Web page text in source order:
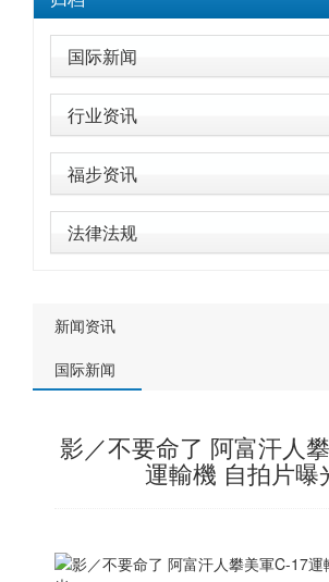
国际新闻
行业资讯
福步资讯
法律法规
新闻资讯
国际新闻
影／不要命了 阿富汗人
運輸機 自拍片曝